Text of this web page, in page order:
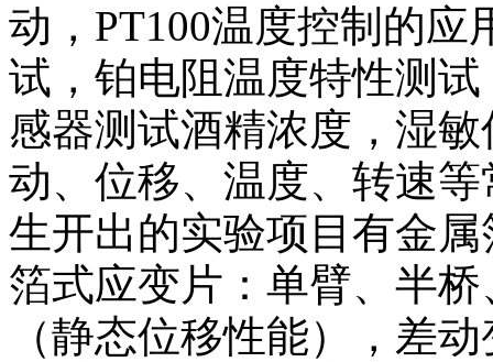
动，PT100温度控制的
试，铂电阻温度特性测
感器测试酒精浓度，湿
动、位移、温度、转速
生开出的实验项目有金
箔式应变片：单臂、半
（静态位移性能），差